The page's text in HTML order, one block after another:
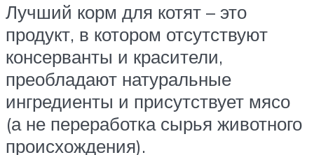
Лучший корм для котят – это
продукт, в котором отсутствуют
консерванты и красители,
преобладают натуральные
ингредиенты и присутствует мясо
(а не переработка сырья животного
происхождения).